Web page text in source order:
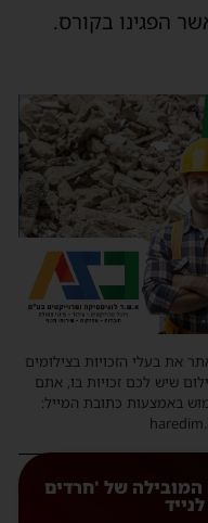
הפגינו בקורס.
את בעלי הזכויות בצילומים
שיש לכם זכויות בו, אתם
באמצעות כתובת המייל:
המובילה של 'חרדים